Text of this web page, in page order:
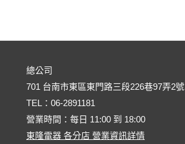
總公司
701 台南市東區東門路三段226巷97弄2號
TEL： 06-2891181
營業時間：每日 11:00 到 18:00
東隆電器 各分店 營業資訊詳情